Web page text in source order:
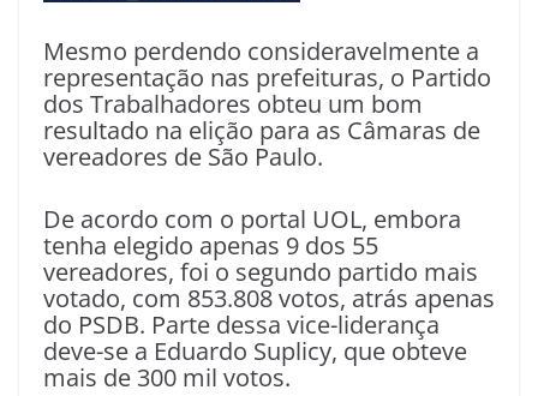
Mesmo perdendo consideravelmente a
representação nas prefeituras, o Partido
dos Trabalhadores obteu um bom
resultado na elição para as Câmaras de
vereadores de São Paulo.
De acordo com o portal UOL, embora
tenha elegido apenas 9 dos 55
vereadores, foi o segundo partido mais
votado, com 853.808 votos, atrás apenas
do PSDB. Parte dessa vice-liderança
deve-se a Eduardo Suplicy, que obteve
mais de 300 mil votos.